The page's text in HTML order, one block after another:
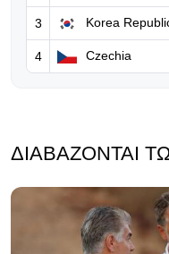
Ο
3 Korea
4 Czechia
ΔΙΑΒΆΖΟΝΤΑΙ